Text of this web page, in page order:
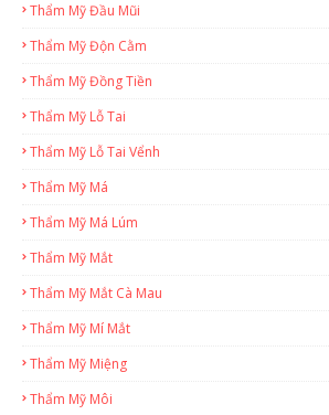
Thẩm Mỹ Đầu Mũi
Thẩm Mỹ Độn Cằm
Thẩm Mỹ Đồng Tiền
Thẩm Mỹ Lỗ Tai
Thẩm Mỹ Lỗ Tai Vểnh
Thẩm Mỹ Má
Thẩm Mỹ Má Lúm
Thẩm Mỹ Mắt
Thẩm Mỹ Mắt Cà Mau
Thẩm Mỹ Mí Mắt
Thẩm Mỹ Miệng
Thẩm Mỹ Môi